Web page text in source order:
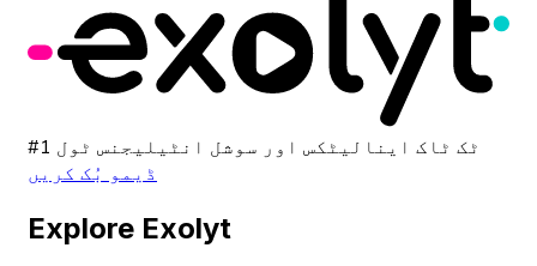
#1 ٹک ٹاک اینالیٹکس اور سوشل انٹیلیجنس ٹول
ڈیمو بُک کریں
Explore Exolyt